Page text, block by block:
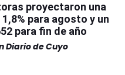
proyectaron una
para agosto y un
para fin de año
Diario de Cuyo